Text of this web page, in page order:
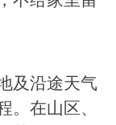
及沿途天气
。在山区、